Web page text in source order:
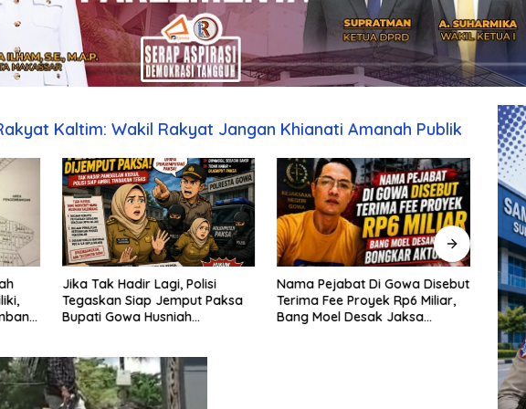
Kaltim: Wakil Rakyat Jangan Khianati Amanah Publik
Jika Tak Hadir Lagi, Polisi
Tegaskan Siap Jemput Paksa
Bupati Gowa Husniah
Nama Pejabat Di Gowa Disebut
Terima Fee Proyek Rp6 Miliar,
Bang Moel Desak Jaksa